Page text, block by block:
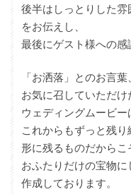
後半はしっとりした
をお伝えし、
最後にゲスト様への感
「お洒落」とのお言
お気に召していただけ
ウェディングムービー
これからもずっと残り
形に残るものだから
おふたりだけの宝物
作成しております。